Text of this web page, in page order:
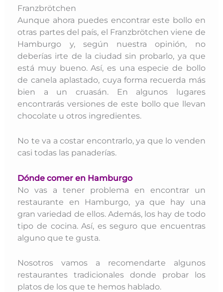
Franzbrötchen
Aunque ahora puedes encontrar este bollo en
otras partes del país, el Franzbrötchen viene de
Hamburgo y, según nuestra opinión, no
deberías irte de la ciudad sin probarlo, ya que
está muy bueno. Así, es una especie de bollo
de canela aplastado, cuya forma recuerda más
bien a un cruasán. En algunos lugares
encontrarás versiones de este bollo que llevan
chocolate u otros ingredientes.
No te va a costar encontrarlo, ya que lo venden
casi todas las panaderías.
Dónde comer en Hamburgo
No vas a tener problema en encontrar un
restaurante en Hamburgo, ya que hay una
gran variedad de ellos. Además, los hay de todo
tipo de cocina. Así, es seguro que encuentras
alguno que te gusta.
Nosotros vamos a recomendarte algunos
restaurantes tradicionales donde probar los
platos de los que te hemos hablado.